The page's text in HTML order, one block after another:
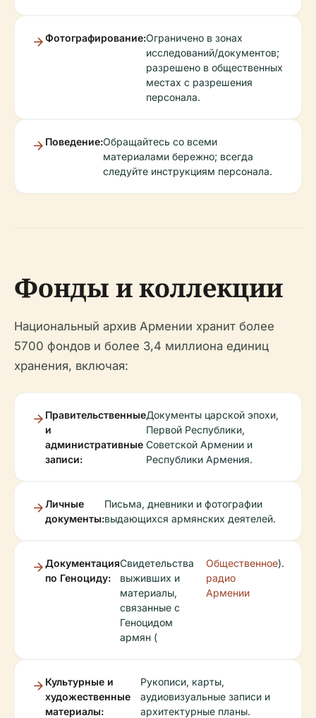
Фотографирование:Ограничено в зонах
исследований/документов;
разрешено в общественных
местах с разрешения
персонала.
Поведение:Обращайтесь со всеми
материалами бережно; всегда
следуйте инструкциям персонала.
Фонды и коллекции
Национальный архив Армении хранит более
5700 фондов и более 3,4 миллиона единиц
хранения, включая:
Правительственные
и
административные
записи:
Документы царской эпохи,
Первой Республики,
Советской Армении и
Республики Армения.
Личные
документы:
Письма, дневники и фотографии
выдающихся армянских деятелей.
Документация
по Геноциду:
Свидетельства
выживших и
материалы,
связанные с
Геноцидом
армян (
Общественное
радио
Армении
).
Культурные и
художественные
материалы:
Рукописи, карты,
аудиовизуальные записи и
архитектурные планы.